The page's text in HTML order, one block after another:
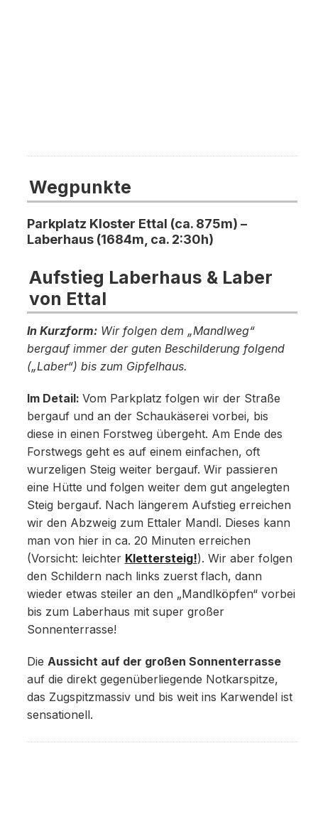
Wegpunkte
Parkplatz Kloster Ettal (ca. 875m) –
Laberhaus (1684m, ca. 2:30h)
Aufstieg Laberhaus & Laber
von Ettal
In Kurzform:Wir folgen dem „Mandlweg“
bergauf immer der guten Beschilderung folgend
(„Laber“) bis zum Gipfelhaus.
Im Detail: Vom Parkplatz folgen wir der Straße
bergauf und an der Schaukäserei vorbei, bis
diese in einen Forstweg übergeht. Am Ende des
Forstwegs geht es auf einem einfachen, oft
wurzeligen Steig weiter bergauf. Wir passieren
eine Hütte und folgen weiter dem gut angelegten
Steig bergauf. Nach längerem Aufstieg erreichen
wir den Abzweig zum Ettaler Mandl. Dieses kann
man von hier in ca. 20 Minuten erreichen
(Vorsicht: leichter Klettersteig!). Wir aber folgen
den Schildern nach links zuerst flach, dann
wieder etwas steiler an den „Mandlköpfen“ vorbei
bis zum Laberhaus mit super großer
Sonnenterrasse!
Die Aussicht auf der großen Sonnenterrasse
auf die direkt gegenüberliegende Notkarspitze,
das Zugspitzmassiv und bis weit ins Karwendel ist
sensationell.